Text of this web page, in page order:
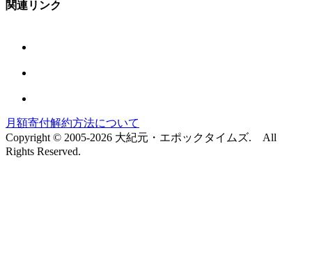
関連リンク
月額寄付解約方法について
Copyright © 2005-2026 大紀元・エポックタイムズ. All
Rights Reserved.